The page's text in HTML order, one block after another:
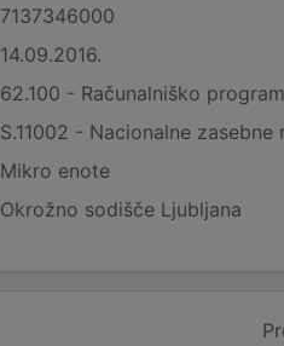
7137346000
14.09.2016.
62.100 - Računalniško
S.11002 - Nacionalne
Mikro enote
Okrožno sodišče Ljubljana